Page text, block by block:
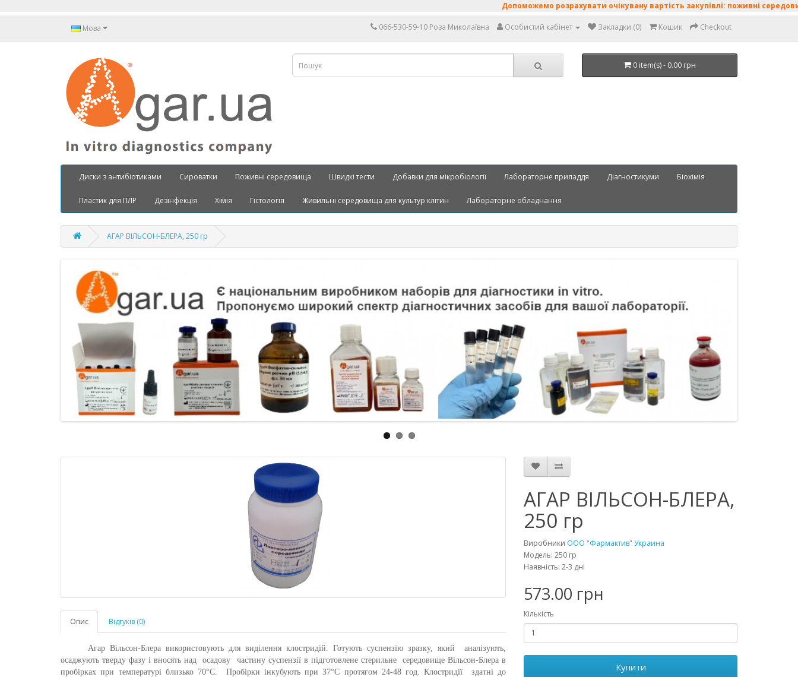
Допоможемо розрахувати очікувану вартість закупівлі: поживні середовища •
Мова 066-530-59-10 Роза Миколаївна Особистий кабінет Закладки (0) Кошик Checkout
0 item(s) - 0.00 грн
Диски з антибіотиками Сироватки Поживні середовища Швидкі тести Добавки для мікробіології Лабораторне приладдя Діагностикуми Біохімія
Пластик для ПЛР Дезінфекція Хімія Гістологія Живильні середовища для культур клітин Лабораторне обладнання
АГАР ВІЛЬСОН-БЛЕРА, 250 гр
Опис Відгуків (0)
Агар Вільсон-Блера використовують для виділення клостридій. Готують суспензію зразку, який аналізують,
осаджують тверду фазу і вносять над осадову частину суспензії в підготовлене стерильне середовище Вільсон-Блерав
пробірках при температурі близько 70°С. Пробірки інкубують при 37°С протягом 24-48 год. Клостридії здатні до
АГАР ВІЛЬСОН-БЛЕРА,
250 гр
Виробники ООО "Фармактив" Украина
Модель: 250 гр
Наявність: 2-3 дні
573.00 грн
Кількість
Купити